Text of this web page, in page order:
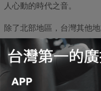
人心動的時代之音。
除了北部地區，台灣其他
深耕桃園與新竹一帶的
溫馨且充滿情感共鳴的內
而在中部地區，享有盛名的
行脈動著稱，但其在成人